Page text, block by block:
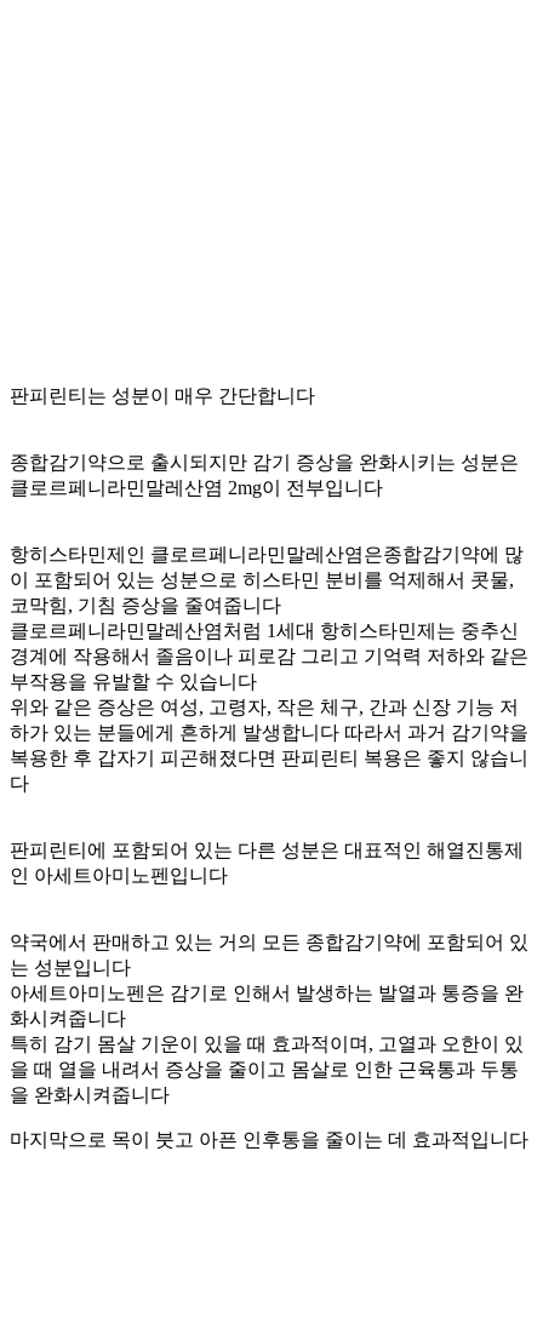
판피린티는 성분이 매우 간단합니다
종합감기약으로 출시되지만 감기 증상을 완화시키는 성분은
클로르페니라민말레산염 2mg이 전부입니다
항히스타민제인 클로르페니라민말레산염은종합감기약에 많
이 포함되어 있는 성분으로 히스타민 분비를 억제해서 콧물,
코막힘, 기침 증상을 줄여줍니다
클로르페니라민말레산염처럼 1세대 항히스타민제는 중추신
경계에 작용해서 졸음이나 피로감 그리고 기억력 저하와 같은
부작용을 유발할 수 있습니다
위와 같은 증상은 여성, 고령자, 작은 체구, 간과 신장 기능 저
하가 있는 분들에게 흔하게 발생합니다 따라서 과거 감기약을
복용한 후 갑자기 피곤해졌다면 판피린티 복용은 좋지 않습니
다
판피린티에 포함되어 있는 다른 성분은 대표적인 해열진통제
인 아세트아미노펜입니다
약국에서 판매하고 있는 거의 모든 종합감기약에 포함되어 있
는 성분입니다
아세트아미노펜은 감기로 인해서 발생하는 발열과 통증을 완
화시켜줍니다
특히 감기 몸살 기운이 있을 때 효과적이며, 고열과 오한이 있
을 때 열을 내려서 증상을 줄이고 몸살로 인한 근육통과 두통
을 완화시켜줍니다
마지막으로 목이 붓고 아픈 인후통을 줄이는 데 효과적입니다